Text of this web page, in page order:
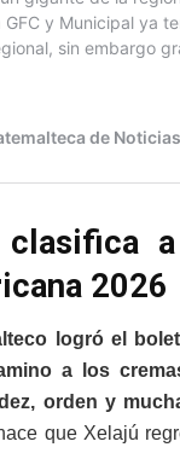
clasifica
2026
logró el
a los
orden y
que Xelajú